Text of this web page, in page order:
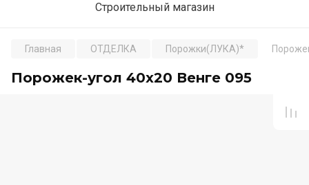
Строительный магазин
Главная ОТДЕЛКА Порожки(ЛУКА)*
Порожек-угол 40х20 Венге 095